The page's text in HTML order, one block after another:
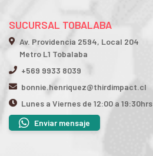
SUCURSAL TOBALABA
Av. Providencia 2594, Local 204
Metro L1 Tobalaba
+569 9933 8039
bonnie.henriquez@thirdimpact.cl
Lunes a Viernes de 12:00 a 19:30hrs
Enviar mensaje